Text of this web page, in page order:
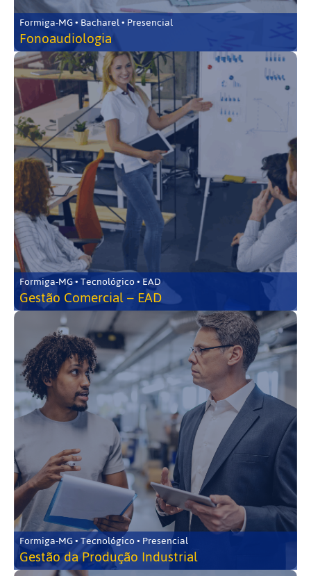
Formiga-MG • Bacharel • Presencial
Fonoaudiologia
Formiga-MG • Tecnológico • EAD
Gestão Comercial – EAD
Formiga-MG • Tecnológico • Presencial
Gestão da Produção Industrial